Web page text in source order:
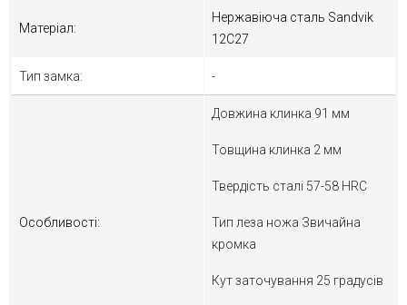
Матеріал:
Нержавіюча сталь Sandvik
12C27
Тип замка: -
Особливості:
Довжина клинка 91 мм
Товщина клинка 2 мм
Твердість сталі 57-58 HRC
Тип леза ножа Звичайна
кромка
Кут заточування 25 градусів